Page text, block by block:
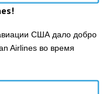
США дало добро
Airlines во время